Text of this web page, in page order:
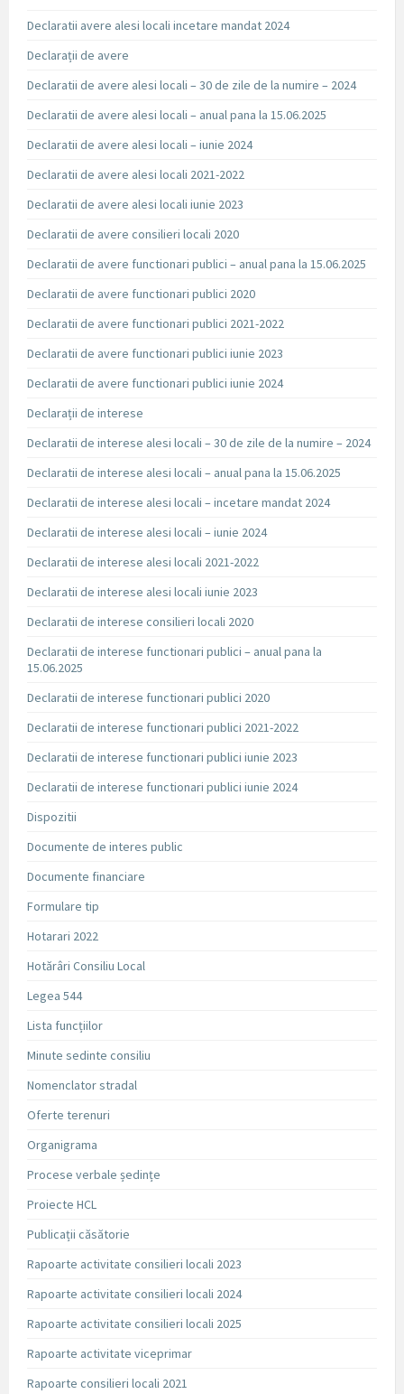
Declaratii avere alesi locali incetare mandat 2024
Declarații de avere
Declaratii de avere alesi locali – 30 de zile de la numire – 2024
Declaratii de avere alesi locali – anual pana la 15.06.2025
Declaratii de avere alesi locali – iunie 2024
Declaratii de avere alesi locali 2021-2022
Declaratii de avere alesi locali iunie 2023
Declaratii de avere consilieri locali 2020
Declaratii de avere functionari publici – anual pana la 15.06.2025
Declaratii de avere functionari publici 2020
Declaratii de avere functionari publici 2021-2022
Declaratii de avere functionari publici iunie 2023
Declaratii de avere functionari publici iunie 2024
Declarații de interese
Declaratii de interese alesi locali – 30 de zile de la numire – 2024
Declaratii de interese alesi locali – anual pana la 15.06.2025
Declaratii de interese alesi locali – incetare mandat 2024
Declaratii de interese alesi locali – iunie 2024
Declaratii de interese alesi locali 2021-2022
Declaratii de interese alesi locali iunie 2023
Declaratii de interese consilieri locali 2020
Declaratii de interese functionari publici – anual pana la
15.06.2025
Declaratii de interese functionari publici 2020
Declaratii de interese functionari publici 2021-2022
Declaratii de interese functionari publici iunie 2023
Declaratii de interese functionari publici iunie 2024
Dispozitii
Documente de interes public
Documente financiare
Formulare tip
Hotarari 2022
Hotărâri Consiliu Local
Legea 544
Lista funcțiilor
Minute sedinte consiliu
Nomenclator stradal
Oferte terenuri
Organigrama
Procese verbale ședințe
Proiecte HCL
Publicații căsătorie
Rapoarte activitate consilieri locali 2023
Rapoarte activitate consilieri locali 2024
Rapoarte activitate consilieri locali 2025
Rapoarte activitate viceprimar
Rapoarte consilieri locali 2021